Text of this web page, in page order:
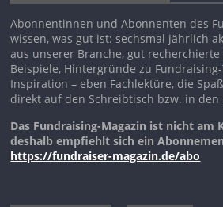
Abonnentinnen und Abonnenten des
wissen, was gut ist: sechsmal jährlich
aus unserer Branche, gut recherchierte
Beispiele, Hintergründe zu
Inspiration – eben Fachlektüre, die
direkt auf den Schreibtisch bzw. in den
Das Fundraising-Magazin ist nicht am
deshalb empfiehlt sich ein
https://fundraiser-magazin.de/abo